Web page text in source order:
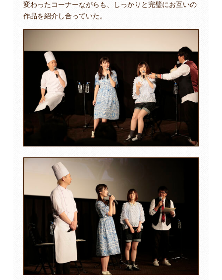
変わったコーナーながらも、しっかりと完璧にお互いの
作品を紹介し合っていた。